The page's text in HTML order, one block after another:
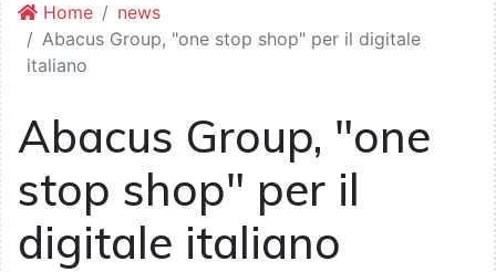
Home
news
Abacus Group, "one stop shop" per il digitale
italiano
Abacus Group, "one
stop shop" per il
digitale italiano